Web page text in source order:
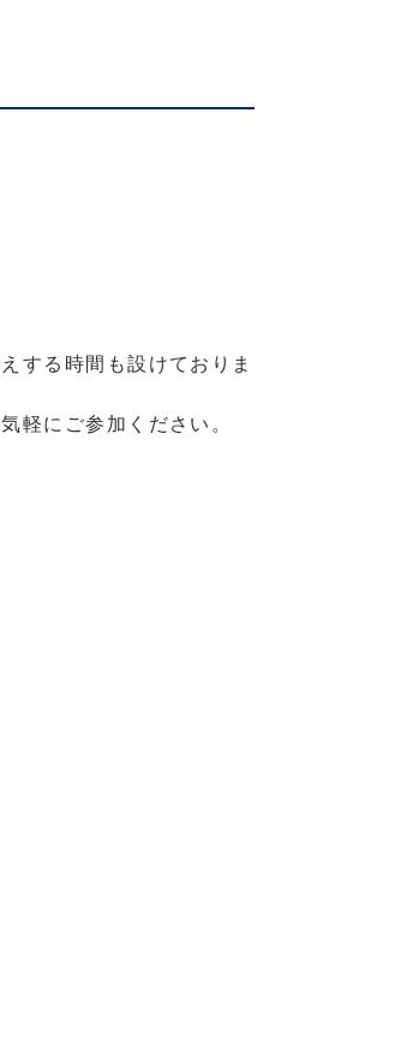
する時間も設けておりま
軽にご参加ください。